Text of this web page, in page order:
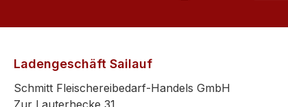
Ladengeschäft Sailauf
Schmitt Fleischereibedarf-Handels GmbH
Zur Lauterhecke 31